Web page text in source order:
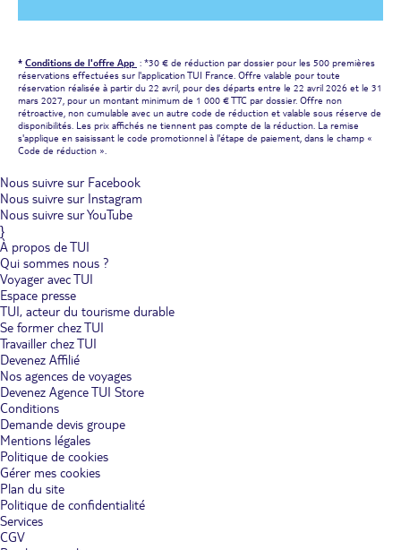
* Conditions de l'offre App : *30 € de réduction par dossier pour les 500 premières
réservations effectuées sur l'application TUI France. Offre valable pour toute
réservation réalisée à partir du 22 avril, pour des départs entre le 22 avril 2026 et le 31
mars 2027, pour un montant minimum de 1 000 € TTC par dossier. Offre non
rétroactive, non cumulable avec un autre code de réduction et valable sous réserve de
disponibilités. Les prix affichés ne tiennent pas compte de la réduction. La remise
s'applique en saisissant le code promotionnel à l'étape de paiement, dans le champ «
Code de réduction ».
Nous suivre sur Facebook
Nous suivre sur Instagram
Nous suivre sur YouTube
}
À propos de TUI
Qui sommes nous ?
Voyager avec TUI
Espace presse
TUI, acteur du tourisme durable
Se former chez TUI
Travailler chez TUI
Devenez Affilié
Nos agences de voyages
Devenez Agence TUI Store
Conditions
Demande devis groupe
Mentions légales
Politique de cookies
Gérer mes cookies
Plan du site
Politique de confidentialité
Services
CGV